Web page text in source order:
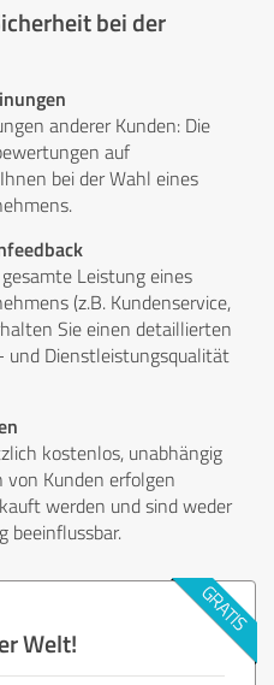
bei der
anderer Kunden: Die
auf
bei der Wahl eines
Leistung eines
(z.B. Kundenservice,
Sie einen detaillierten
und Dienstleistungsqualität
kostenlos, unabhängig
Kunden erfolgen
werden und sind weder
beeinflussbar.
Welt!